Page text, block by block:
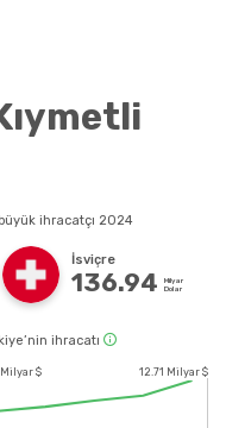
ihracatçı 2024
İsviçre
136.94
Milyar
Dolar
ihracatı
Milyar $ 12.71 Milyar $